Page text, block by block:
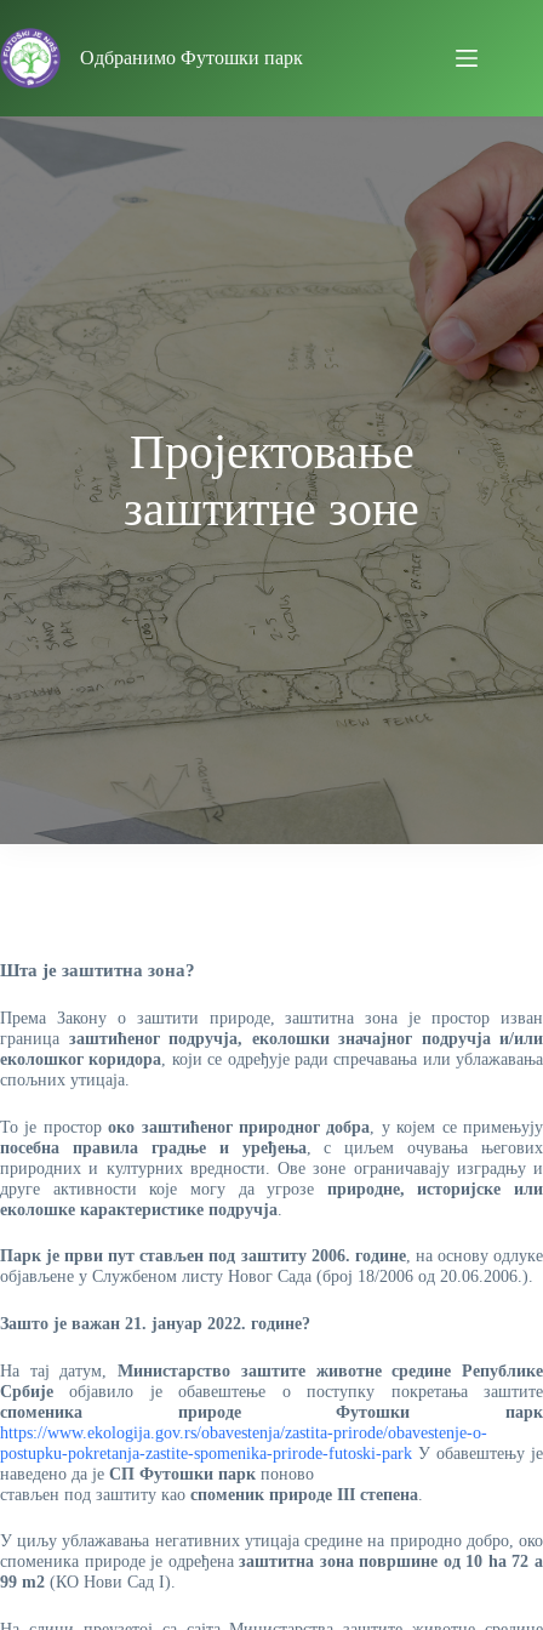
to
content
Одбранимо Футошки парк
Пројектовање
заштитне зоне
Шта је заштитна зона?
Према Закону о заштити природе, заштитна зона је простор изван
граница заштићеног подручја, еколошки значајног подручја и/или
еколошког коридора , који се одређује ради спречавања или ублажавања
спољних утицаја.
То је простороко заштићеног природног добра , у којем се примењују
посебна правила градње и уређења , с циљем очувања његових
природних и културних вредности. Ове зоне ограничавају изградњу и
друге активности које могу да угрозе природне, историјске или
еколошке карактеристике подручја
Парк је први пут стављен под заштиту 2006. године, на основу одлуке
објављене у Службеном листу Новог Сада (број 18/2006 од 20.06.2006.).
Зашто је важан 21. јануар 2022. године?
На тај датум,Министарство заштите животне средине Републике
Србије објавило је обавештење о поступку покретања заштите
споменика природе Футошки парк
https://www.ekologija.gov.rs/obavestenja/zastita-prirode/obavestenje-o-
postupku-pokretanja-zastite-spomenika-prirode-futoski-park У обавештењу је
наведено да је СП Футошки парк поново
стављен под заштиту као споменик природе III степена
У циљу ублажавања негативних утицаја средине на природно добро, око
споменика природе је одређеназаштитна зона површине од 10 ha 72 a
99 m2 (КО Нови Сад I).